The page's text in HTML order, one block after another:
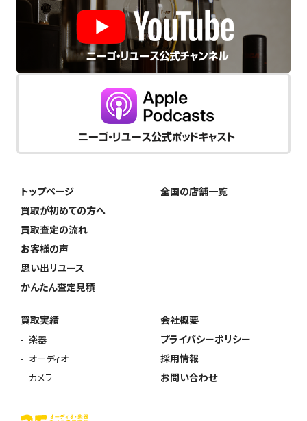
トップページ
買取が初めての方へ
買取査定の流れ
お客様の声
思い出リユース
かんたん査定見積
全国の店舗一覧
買取実績
楽器
オーディオ
カメラ
会社概要
プライバシーポリシー
採用情報
お問い合わせ